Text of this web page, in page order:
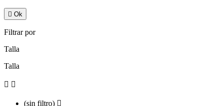
 Ok
Filtrar por
Talla
Talla
 
(sin filtro) 